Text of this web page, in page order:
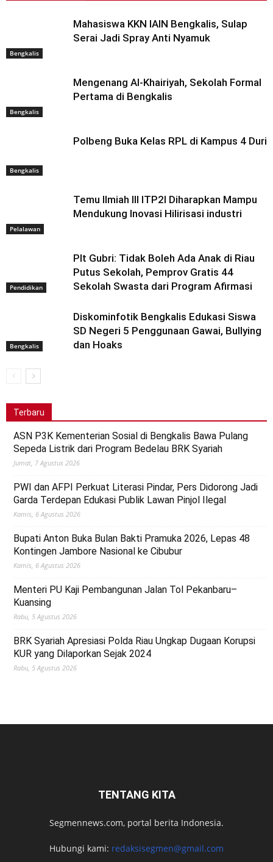
Bengkalis
Mahasiswa KKN IAIN Bengkalis, Sulap
Serai Jadi Spray Anti Nyamuk
Bengkalis
Mengenang Al-Khairiyah, Sekolah Formal
Pertama di Bengkalis
Bengkalis
Polbeng Buka Kelas RPL di Kampus 4 Duri
Pelalawan
Temu Ilmiah III ITP2I Diharapkan Mampu
Mendukung Inovasi Hilirisasi industri
Pendidikan
Plt Gubri: Tidak Boleh Ada Anak di Riau
Putus Sekolah, Pemprov Gratis 44
Sekolah Swasta dari Program Afirmasi
Bengkalis
Diskominfotik Bengkalis Edukasi Siswa
SD Negeri 5 Penggunaan Gawai, Bullying
dan Hoaks
Terbaru
ASN P3K Kementerian Sosial di Bengkalis Bawa Pulang
Sepeda Listrik dari Program Bedelau BRK Syariah
Jumat, 7 Agustus 2026
PWI dan AFPI Perkuat Literasi Pindar, Pers Didorong Jadi
Garda Terdepan Edukasi Publik Lawan Pinjol Ilegal
Kamis, 6 Agustus 2026
Bupati Anton Buka Bulan Bakti Pramuka 2026, Lepas 48
Kontingen Jambore Nasional ke Cibubur
Kamis, 6 Agustus 2026
Menteri PU Kaji Pembangunan Jalan Tol Pekanbaru–
Kuansing
Rabu, 5 Agustus 2026
BRK Syariah Apresiasi Polda Riau Ungkap Dugaan Korupsi
KUR yang Dilaporkan Sejak 2024
Rabu, 5 Agustus 2026
TENTANG KITA
Segmennews.com, portal berita Indonesia.
Hubungi kami: redaksisegmen@gmail.com